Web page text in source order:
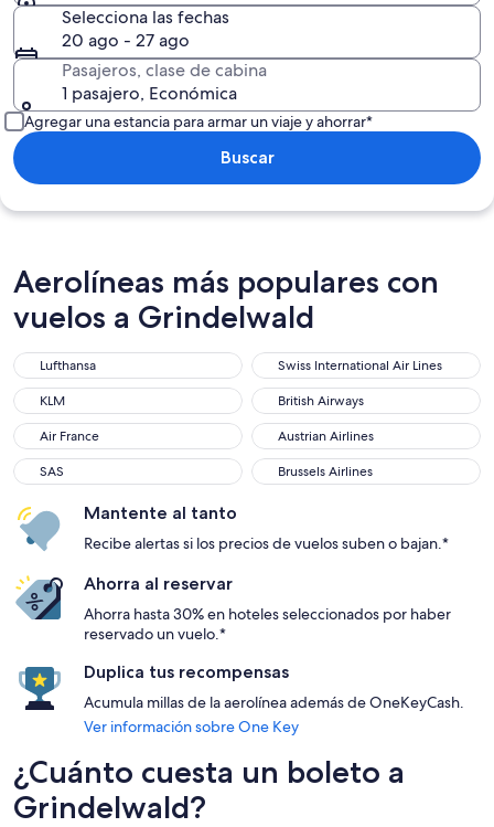
Selecciona las fechas
20 ago - 27 ago
Pasajeros, clase de cabina
1 pasajero, Económica
Agregar una estancia para armar un viaje y ahorrar*
Buscar
Aerolíneas más populares con
vuelos a Grindelwald
Lufthansa
Lufthansa Swiss International Air Lines
Swiss International Air Lines
KLM
KLM British Airways
British Airways
Air France
Air France Austrian Airlines
Austrian Airlines
SAS
SAS Brussels Airlines
Brussels Airlines
Mantente al tanto
Recibe alertas si los precios de vuelos suben o bajan.*
Ahorra al reservar
Ahorra hasta 30% en hoteles seleccionados por haber
reservado un vuelo.*
Duplica tus recompensas
Acumula millas de la aerolínea además de OneKeyCash.
Ver información sobre One Key
¿Cuánto cuesta un boleto a
Grindelwald?